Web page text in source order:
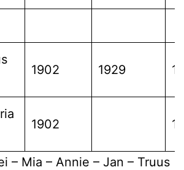
1902 1929
1902
– Mia – Annie – Jan – Truus